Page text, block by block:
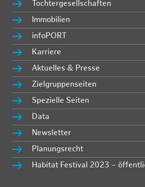
Tochtergesellschaften
Immobilien
infoPORT
Karriere
Aktuelles & Presse
Zielgruppenseiten
Spezielle Seiten
Data
Newsletter
Planungsrecht
Habitat Festival 2023 –